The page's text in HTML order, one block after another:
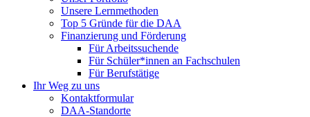
Unsere Lernmethoden
Top 5 Gründe für die DAA
Finanzierung und Förderung
Für Arbeitssuchende
Für Schüler*innen an Fachschulen
Für Berufstätige
Ihr Weg zu uns
Kontaktformular
DAA-Standorte